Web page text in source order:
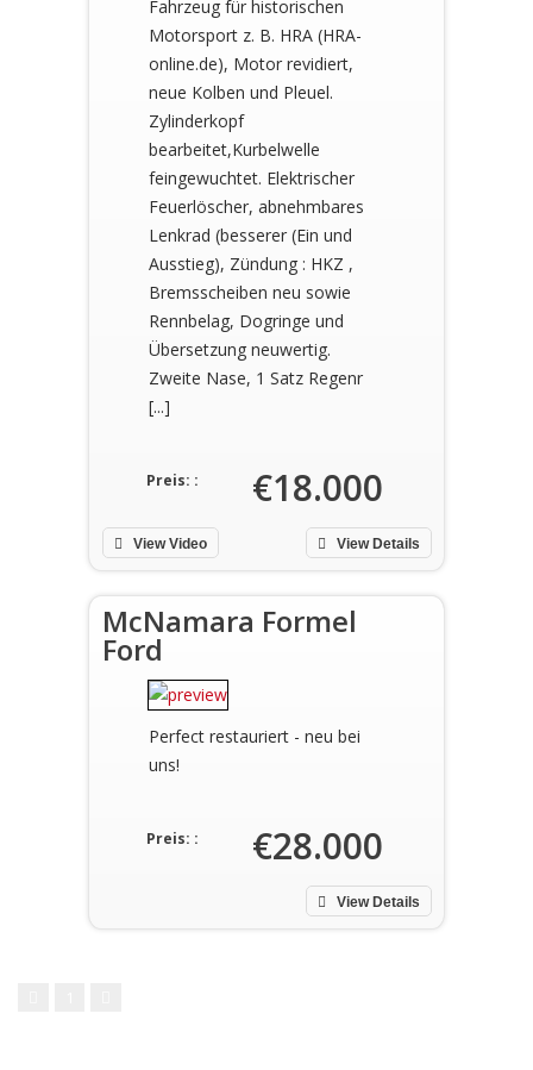
Fahrzeug für historischen
Motorsport z. B. HRA (HRA-
online.de), Motor revidiert,
neue Kolben und Pleuel.
Zylinderkopf
bearbeitet,Kurbelwelle
feingewuchtet. Elektrischer
Feuerlöscher, abnehmbares
Lenkrad (besserer (Ein und
Ausstieg), Zündung : HKZ ,
Bremsscheiben neu sowie
Rennbelag, Dogringe und
Übersetzung neuwertig.
Zweite Nase, 1 Satz Regenr
[...]
View Details
Preis: : €18.000
View Video
McNamara Formel
Ford
Perfect restauriert - neu bei
uns!
View Details
Preis: : €28.000